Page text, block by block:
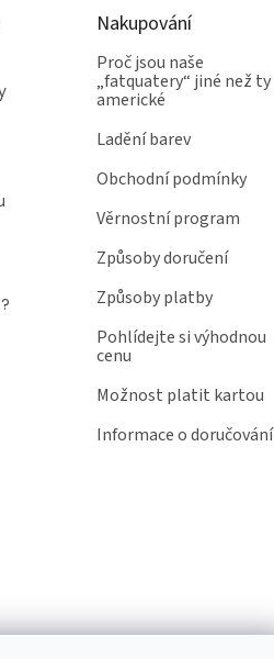
Nakupování
Proč jsou naše
„fatquatery“ jiné než ty
americké
Ladění barev
Obchodní podmínky
Věrnostní program
Způsoby doručení
Způsoby platby
Pohlídejte si výhodnou
cenu
Možnost platit kartou
Informace o doručování